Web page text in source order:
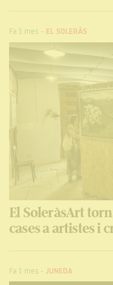
Fa 1 mes - EL SOLERÀS
El SoleràsArt
cases a artistes i
Fa 1 mes -JUNEDA